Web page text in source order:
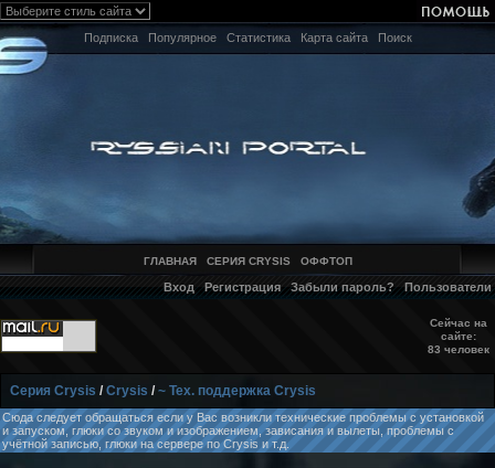
Подписка Популярное Статистика Карта сайта Поиск
ГЛАВНАЯ СЕРИЯ CRYSIS ОФФТОП
Вход Регистрация Забыли пароль? Пользователи
Сейчас на
сайте:
83 человек
Серия Crysis /Crysis /~ Тех. поддержка Crysis
Сюда следует обращаться если у Вас возникли технические проблемы с установкой
и запуском, глюки со звуком и изображением, зависания и вылеты, проблемы с
учётной записью, глюки на сервере по Crysis и т.д.